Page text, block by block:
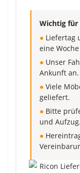
Wichtig für
● Liefertag
eine
● Unser
Ankunft an.
● Viele
geliefert.
● Bitte
und Aufzug.
●